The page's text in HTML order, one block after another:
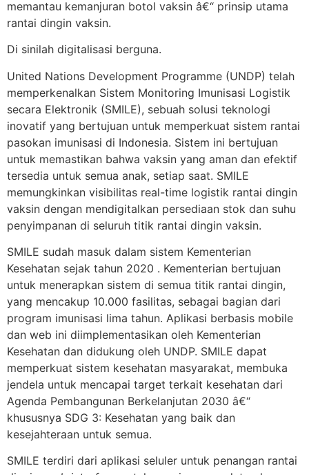
memantau kemanjuran botol vaksin â€“ prinsip utama
rantai dingin vaksin.
Di sinilah digitalisasi berguna.
United Nations Development Programme (UNDP) telah
memperkenalkan Sistem Monitoring Imunisasi Logistik
secara Elektronik (SMILE), sebuah solusi teknologi
inovatif yang bertujuan untuk memperkuat sistem rantai
pasokan imunisasi di Indonesia. Sistem ini bertujuan
untuk memastikan bahwa vaksin yang aman dan efektif
tersedia untuk semua anak, setiap saat. SMILE
memungkinkan visibilitas real-time logistik rantai dingin
vaksin dengan mendigitalkan persediaan stok dan suhu
penyimpanan di seluruh titik rantai dingin vaksin.
SMILE sudah masuk dalam sistem Kementerian
Kesehatan sejak tahun 2020 . Kementerian bertujuan
untuk menerapkan sistem di semua titik rantai dingin,
yang mencakup 10.000 fasilitas, sebagai bagian dari
program imunisasi lima tahun. Aplikasi berbasis mobile
dan web ini diimplementasikan oleh Kementerian
Kesehatan dan didukung oleh UNDP. SMILE dapat
memperkuat sistem kesehatan masyarakat, membuka
jendela untuk mencapai target terkait kesehatan dari
Agenda Pembangunan Berkelanjutan 2030 â€“
khususnya SDG 3: Kesehatan yang baik dan
kesejahteraan untuk semua.
SMILE terdiri dari aplikasi seluler untuk penangan rantai